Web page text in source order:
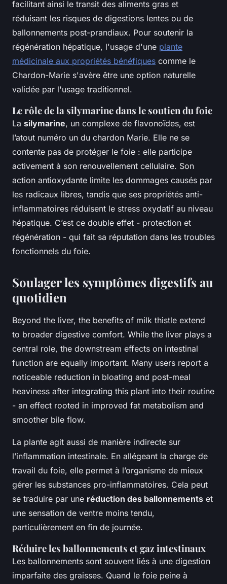
facilitant ainsi le transit des aliments gras et
réduisant les risques de digestions lentes ou de
ballonnements post-prandiaux. Pour soutenir la
régénération hépatique, l'usage d'une plante
médicinale aux propriétés bénéfiques comme le
Chardon-Marie s'avère être une option naturelle
validée par l'usage traditionnel.
Le rôle de la silymarine dans le soutien du foie
La silymarine, un complexe de flavonoïdes, est
l’atout numéro un du chardon Marie. Elle ne se
contente pas de protéger le foie : elle participe
activement à son renouvellement cellulaire. Son
action antioxydante limite les dommages causés par
les radicaux libres, tandis que ses propriétés anti-
inflammatoires réduisent le stress oxydatif au niveau
hépatique. C’est ce double effet - protection et
régénération - qui fait sa réputation dans les troubles
fonctionnels du foie.
Soulager les symptômes digestifs au
quotidien
Beyond the liver, the benefits of milk thistle extend
to broader digestive comfort. While the liver plays a
central role, the downstream effects on intestinal
function are equally important. Many users report a
noticeable reduction in bloating and post-meal
heaviness after integrating this plant into their routine
- an effect rooted in improved fat metabolism and
smoother bile flow.
La plante agit aussi de manière indirecte sur
l’inflammation intestinale. En allégeant la charge de
travail du foie, elle permet à l’organisme de mieux
gérer les substances pro-inflammatoires. Cela peut
se traduire par une réduction des ballonnements et
une sensation de ventre moins tendu,
particulièrement en fin de journée.
Réduire les ballonnements et gaz intestinaux
Les ballonnements sont souvent liés à une digestion
imparfaite des graisses. Quand le foie peine à